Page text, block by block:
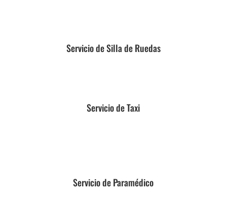
Servicio de Silla de Ruedas
Servicio de Taxi
Servicio de Paramédico